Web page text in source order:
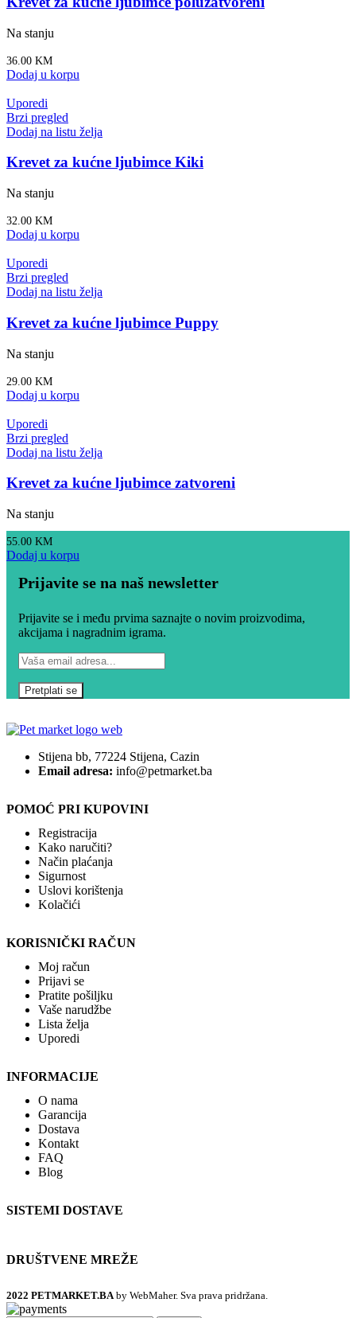
Na stanju
36.00 KM
Dodaj u korpu
Uporedi
Brzi pregled
Dodaj na listu želja
Krevet za kućne ljubimce Kiki
Na stanju
32.00 KM
Dodaj u korpu
Uporedi
Brzi pregled
Dodaj na listu želja
Krevet za kućne ljubimce Puppy
Na stanju
29.00 KM
Dodaj u korpu
Uporedi
Brzi pregled
Dodaj na listu želja
Krevet za kućne ljubimce zatvoreni
Na stanju
55.00 KM
Dodaj u korpu
Prijavite se na naš newsletter
Prijavite se i među prvima saznajte o novim proizvodima,
akcijama i nagradnim igrama.
Stijena bb, 77224 Stijena, Cazin
Email adresa: info@petmarket.ba
POMOĆ PRI KUPOVINI
Registracija
Kako naručiti?
Način plaćanja
Sigurnost
Uslovi korištenja
Kolačići
KORISNIČKI RAČUN
Moj račun
Prijavi se
Pratite pošiljku
Vaše narudžbe
Lista želja
Uporedi
INFORMACIJE
O nama
Garancija
Dostava
Kontakt
FAQ
Blog
SISTEMI DOSTAVE
DRUŠTVENE MREŽE
2022 PETMARKET.BAby WebMaher. Sva prava pridržana.